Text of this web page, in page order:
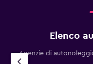
Elenco
Agenzie di